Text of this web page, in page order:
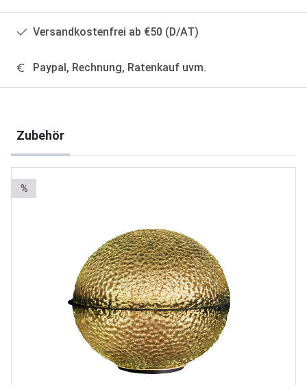
Versandkostenfrei ab €50 (D/AT)
Paypal, Rechnung, Ratenkauf uvm.
Zubehör
%